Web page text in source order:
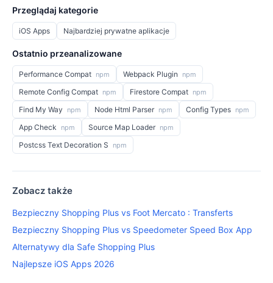
Przeglądaj kategorie
iOS Apps Najbardziej prywatne aplikacje
Ostatnio przeanalizowane
Performance Compat npm Webpack Plugin npm
Remote Config Compat npm Firestore Compat npm
Find My Way npm Node Html Parser npm Config Types npm
App Check npm Source Map Loader npm
Postcss Text Decoration S npm
Zobacz także
Bezpieczny Shopping Plus vs Foot Mercato : Transferts
Bezpieczny Shopping Plus vs Speedometer Speed Box App
Alternatywy dla Safe Shopping Plus
Najlepsze iOS Apps 2026